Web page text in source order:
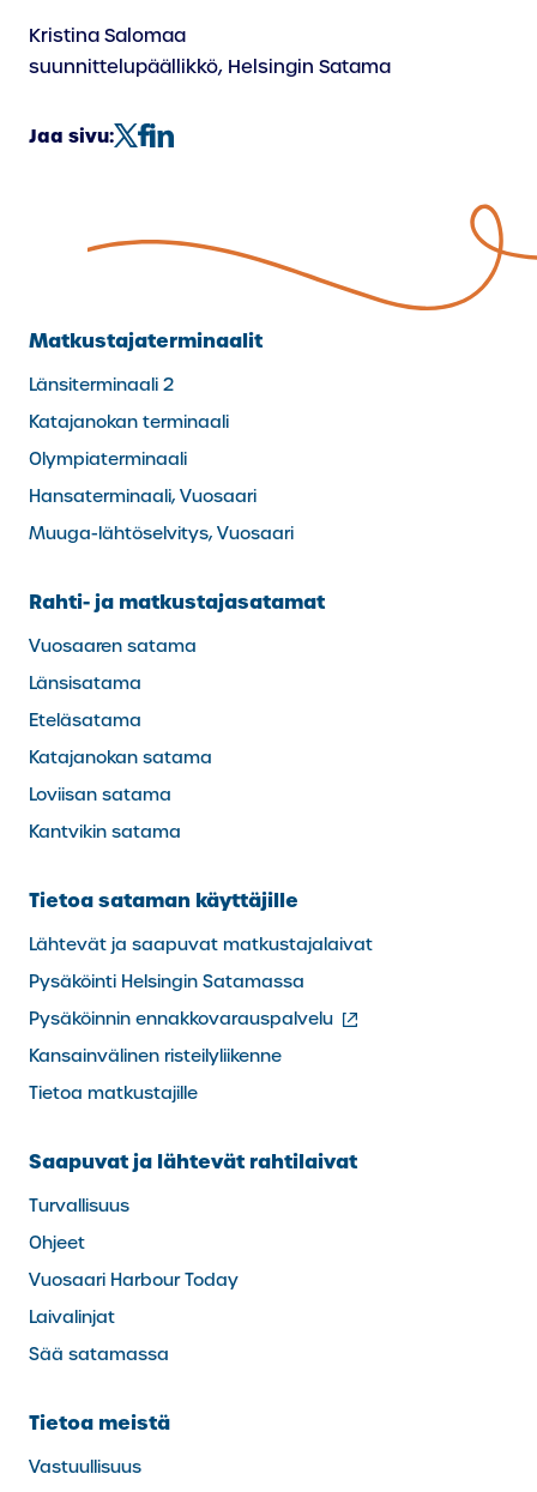
Kristina Salomaa
suunnittelupäällikkö, Helsingin Satama
Jaa sivu:
Matkustajaterminaalit
Länsiterminaali 2
Katajanokan terminaali
Olympiaterminaali
Hansaterminaali, Vuosaari
Muuga-lähtöselvitys, Vuosaari
Rahti- ja matkustajasatamat
Vuosaaren satama
Länsisatama
Eteläsatama
Katajanokan satama
Loviisan satama
Kantvikin satama
Tietoa sataman käyttäjille
Lähtevät ja saapuvat matkustajalaivat
Pysäköinti Helsingin Satamassa
Pysäköinnin ennakkovarauspalvelu(ulkoinen
linkki)
Kansainvälinen risteilyliikenne
Tietoa matkustajille
Saapuvat ja lähtevät rahtilaivat
Turvallisuus
Ohjeet
Vuosaari Harbour Today
Laivalinjat
Sää satamassa
Tietoa meistä
Vastuullisuus